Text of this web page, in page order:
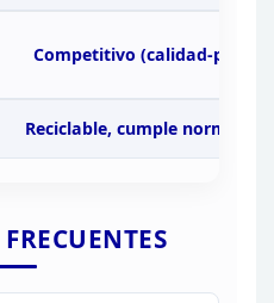
Competitivo (calidad-precio)
Reciclable, cumple
FRECUENTES